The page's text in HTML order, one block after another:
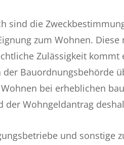
sind die
zum Wohnen.
Zulässigkeit
der Bauordnungsbehörde
bei erheblichen
der Wohngeldantrag
und sonstige